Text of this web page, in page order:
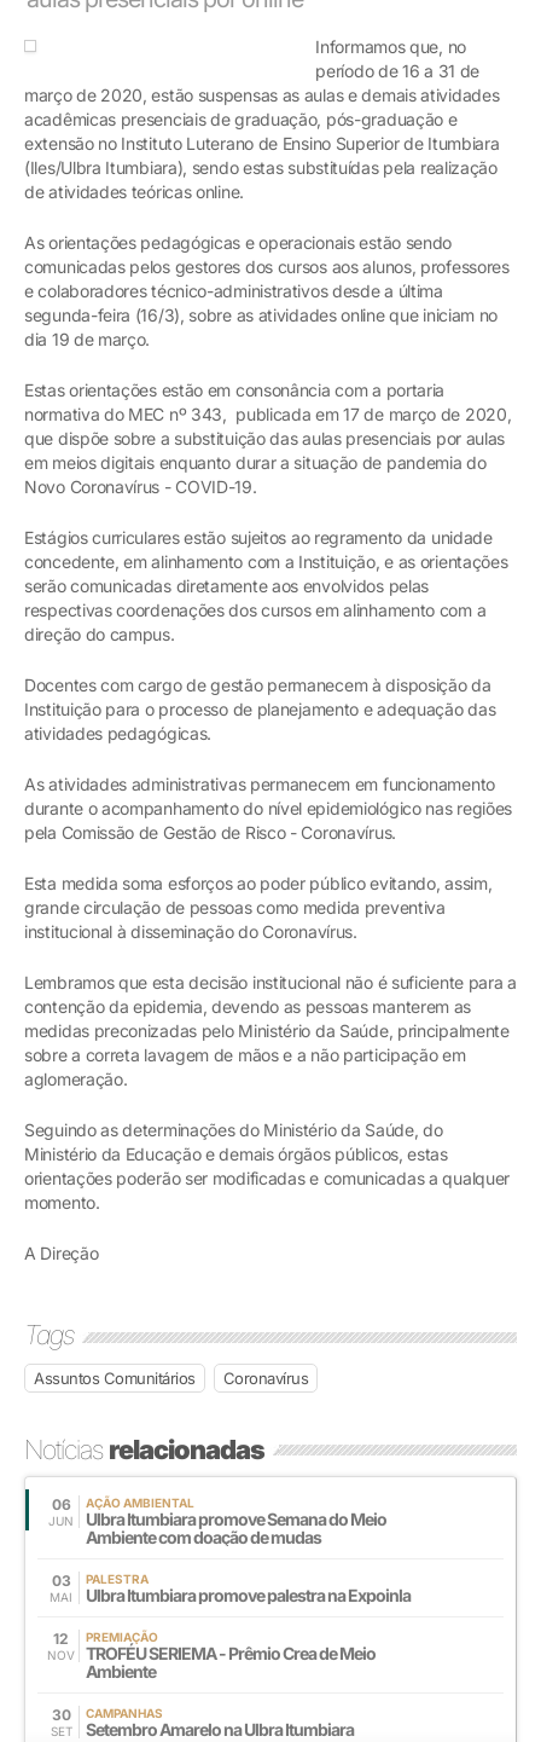
Informamos que, no
período de 16 a 31 de
março de 2020, estão suspensas as aulas e demais atividades
acadêmicas presenciais de graduação, pós-graduação e
extensão no Instituto Luterano de Ensino Superior de Itumbiara
(Iles/Ulbra Itumbiara), sendo estas substituídas pela realização
de atividades teóricas online.
As orientações pedagógicas e operacionais estão sendo
comunicadas pelos gestores dos cursos aos alunos, professores
e colaboradores técnico-administrativos desde a última
segunda-feira (16/3), sobre as atividades online que iniciam no
dia 19 de março.
Estas orientações estão em consonância com a portaria
normativa do MEC nº 343, publicada em 17 de março de 2020,
que dispõe sobre a substituição das aulas presenciais por aulas
em meios digitais enquanto durar a situação de pandemia do
Novo Coronavírus - COVID-19.
Estágios curriculares estão sujeitos ao regramento da unidade
concedente, em alinhamento com a Instituição, e as orientações
serão comunicadas diretamente aos envolvidos pelas
respectivas coordenações dos cursos em alinhamento com a
direção do campus.
Docentes com cargo de gestão permanecem à disposição da
Instituição para o processo de planejamento e adequação das
atividades pedagógicas.
As atividades administrativas permanecem em funcionamento
durante o acompanhamento do nível epidemiológico nas regiões
pela Comissão de Gestão de Risco - Coronavírus.
Esta medida soma esforços ao poder público evitando, assim,
grande circulação de pessoas como medida preventiva
institucional à disseminação do Coronavírus.
Lembramos que esta decisão institucional não é suficiente para a
contenção da epidemia, devendo as pessoas manterem as
medidas preconizadas pelo Ministério da Saúde, principalmente
sobre a correta lavagem de mãos e a não participação em
aglomeração.
Seguindo as determinações do Ministério da Saúde, do
Ministério da Educação e demais órgãos públicos, estas
orientações poderão ser modificadas e comunicadas a qualquer
momento.
A Direção
Tags
Assuntos Comunitários Coronavírus
Notíciasrelacionadas
06
JUN
AÇÃO AMBIENTAL
Ulbra Itumbiara promove Semana do Meio
Ambiente com doação de mudas
03
MAI
PALESTRA
Ulbra Itumbiara promove palestra na Expoinla
12
NOV
PREMIAÇÃO
TROFÉU SERIEMA - Prêmio Crea de Meio
Ambiente
30
SET
CAMPANHAS
Setembro Amarelo na Ulbra Itumbiara